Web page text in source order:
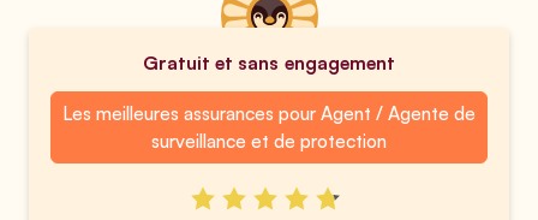
Gratuit et sans engagement
Les meilleures assurances pour Agent / Agente de
surveillance et de protection